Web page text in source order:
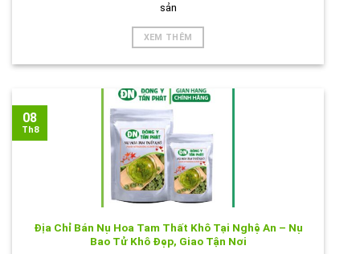
sản
XEM THÊM
Địa Chỉ Bán Nụ Hoa Tam Thất Khô Tại Nghệ An – Nụ
Bao Tử Khô Đẹp, Giao Tận Nơi
08
Th8